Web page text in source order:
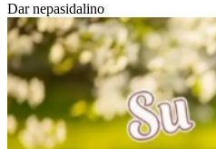
Dar nepasidalino